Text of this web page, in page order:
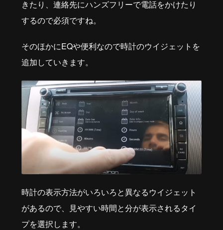
きたり、連絡先にハンズフリーで電話をかけたり
するので必須ですね。
そのほかにEQや便利なので時計のウイジェットを
追加していきます。
時計の表示方法がいろいろと異なるウイジェット
があるので、見やすい時間と分が表示されるタイ
プを選択します。